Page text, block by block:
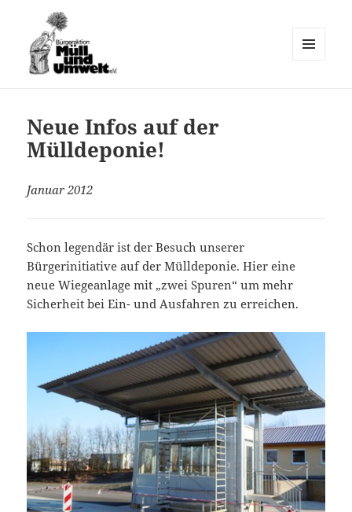
Neue Infos auf der
Mülldeponie!
Januar 2012
Schon legendär ist der Besuch unserer
Bürgerinitiative auf der Mülldeponie. Hier eine
neue Wiegeanlage mit „zwei Spuren“ um mehr
Sicherheit bei Ein- und Ausfahren zu erreichen.